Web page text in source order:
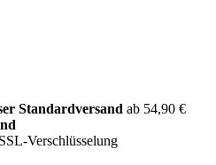
Standardversand ab 54,90 €
Verschlüsselung